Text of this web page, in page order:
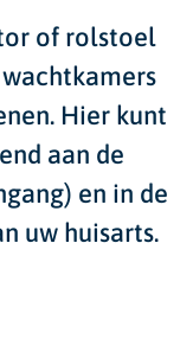
of rolstoel
Hier kunt
aan de
en in de
uw huisarts.